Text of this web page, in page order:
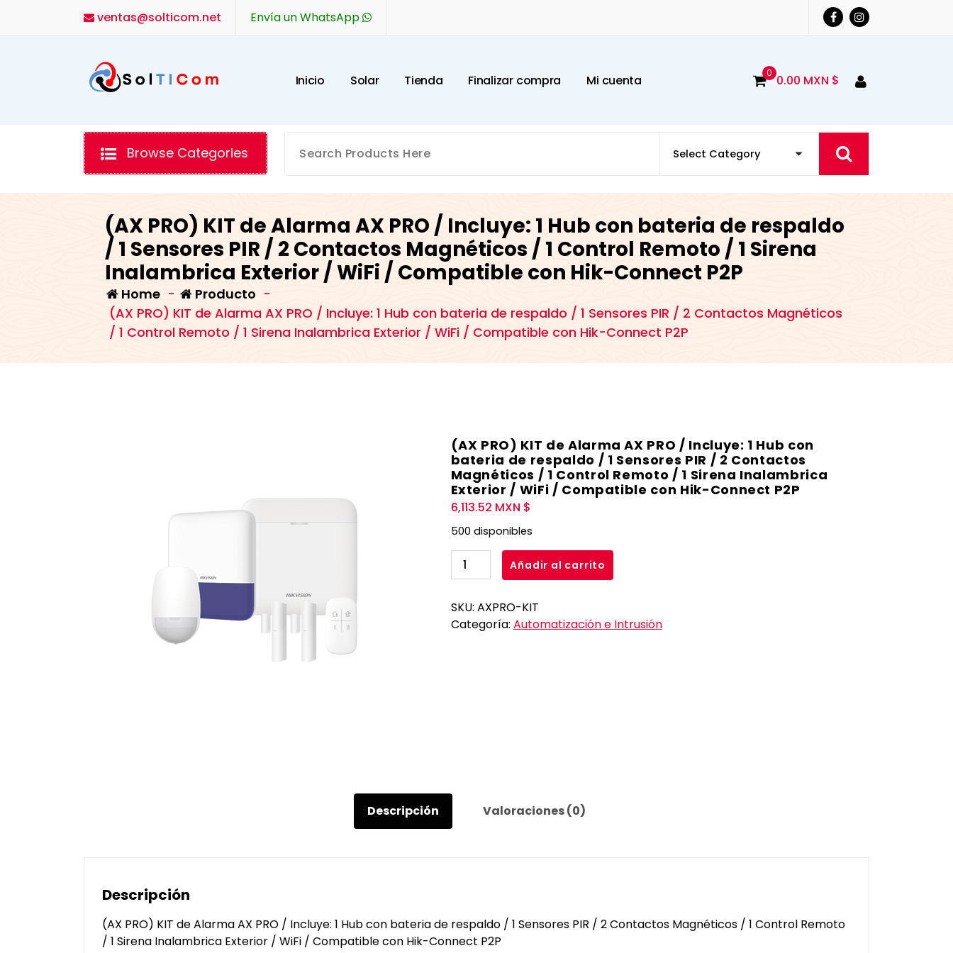
ventas@solticom.net Envía un WhatsApp
Inicio Solar Tienda Finalizar compra Mi cuenta 0 0.00 MXN $
Browse Categories
(AX PRO) KIT de Alarma AX PRO / Incluye: 1 Hub con bateria de respaldo
/ 1 Sensores PIR / 2 Contactos Magnéticos / 1 Control Remoto / 1 Sirena
Inalambrica Exterior / WiFi / Compatible con Hik-Connect P2P
Home - Producto -
(AX PRO) KIT de Alarma AX PRO / Incluye: 1 Hub con bateria de respaldo / 1 Sensores PIR / 2 Contactos Magnéticos
/ 1 Control Remoto / 1 Sirena Inalambrica Exterior / WiFi / Compatible con Hik-Connect P2P
(AX PRO) KIT de Alarma AX PRO / Incluye: 1 Hub con
bateria de respaldo / 1 Sensores PIR / 2 Contactos
Magnéticos / 1 Control Remoto / 1 Sirena Inalambrica
Exterior / WiFi / Compatible con Hik-Connect P2P
6,113.52 MXN $
500 disponibles
(AX
PRO)
de
Alarma
respaldo
1
Contactos
Magnéticos
/
Añadir al carrito
SKU: AXPRO-KIT
Categoría: Automatización e Intrusión
Descripción Valoraciones (0)
Descripción
(AX PRO) KIT de Alarma AX PRO / Incluye: 1 Hub con bateria de respaldo / 1 Sensores PIR / 2 Contactos Magnéticos / 1 Control Remoto
/ 1 Sirena Inalambrica Exterior / WiFi / Compatible con Hik-Connect P2P